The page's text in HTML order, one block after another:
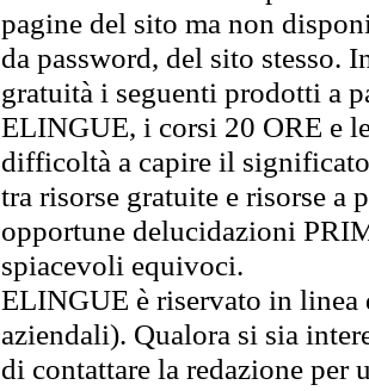
pagine del sito ma non
da password, del sito stesso.
gratuità i seguenti prodotti a
ELINGUE, i corsi 20 ORE e
difficoltà a capire il
tra risorse gratuite e risorse a
opportune delucidazioni
spiacevoli equivoci.
ELINGUE è riservato in
aziendali). Qualora si sia
di contattare la redazione per